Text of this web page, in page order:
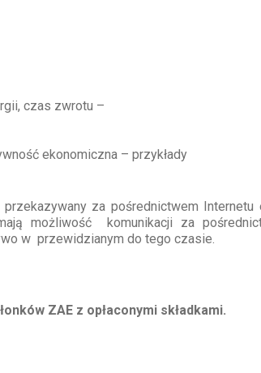
czas zwrotu –
ekonomiczna – przykłady
za pośrednictwem Internetu
możliwość komunikacji za
w przewidzianym do tego czasie.
ZAE z opłaconymi składkami.